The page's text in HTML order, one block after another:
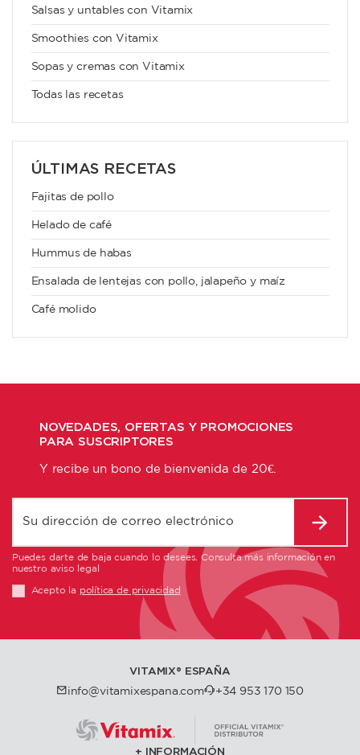
Salsas y untables con Vitamix
Smoothies con Vitamix
Sopas y cremas con Vitamix
Todas las recetas
ÚLTIMAS RECETAS
Fajitas de pollo
Helado de café
Hummus de habas
Ensalada de lentejas con pollo, jalapeño y maíz
Café molido
NOVEDADES, OFERTAS Y PROMOCIONES
PARA SUSCRIPTORES
Y recibe un bono de bienvenida de 20€.
Puedes darte de baja cuando lo desees. Consulta más información en
nuestro aviso legal
Acepto la política de privacidad
VITAMIX®️ ESPAÑA
info@vitamixespana.com +34 953 170 150
INFORMACIÓN